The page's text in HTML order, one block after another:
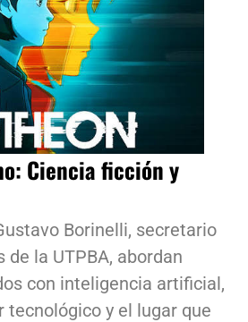
Ciencia ficción y
Borinelli, secretario
de la UTPBA, abordan
con inteligencia artificial,
tecnológico y el lugar que